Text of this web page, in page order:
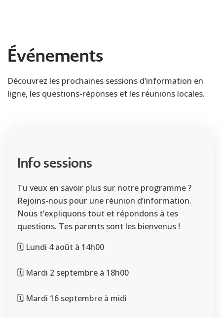
Événements
Découvrez les prochaines sessions d’information en
ligne, les questions-réponses et les réunions locales.
Info sessions
Tu veux en savoir plus sur notre programme ?
Rejoins-nous pour une réunion d’information.
Nous t’expliquons tout et répondons à tes
questions. Tes parents sont les bienvenus !
🗓️ Lundi 4 août à 14h00
🗓️ Mardi 2 septembre à 18h00
🗓️ Mardi 16 septembre à midi